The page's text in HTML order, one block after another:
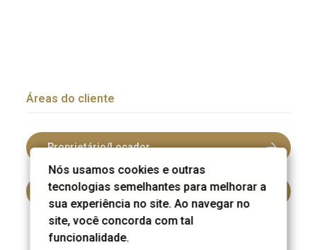
Áreas do cliente
Proprietário/Locador
Inquilino/Locatário
Nós usamos cookies e outras
tecnologias semelhantes para melhorar a
sua experiência no site. Ao navegar no
site, você concorda com tal
funcionalidade.